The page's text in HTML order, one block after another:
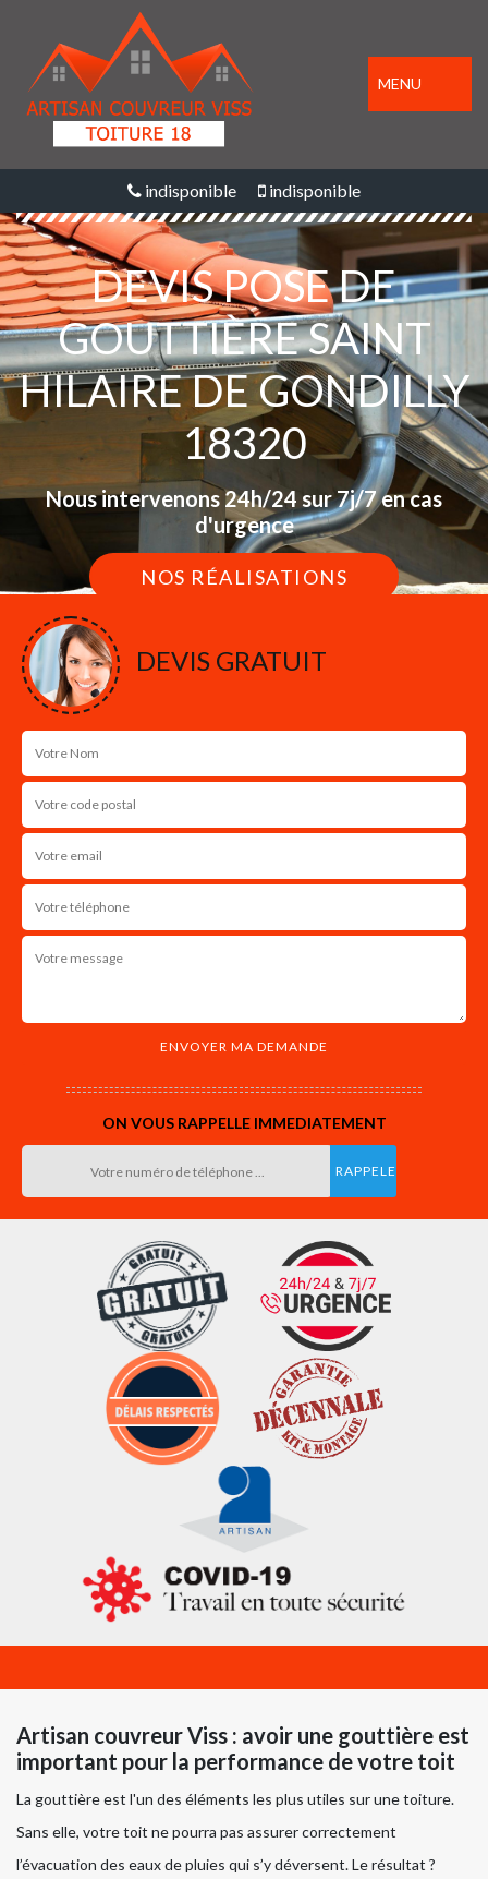
MENU
indisponible indisponible
DEVIS POSE DE
GOUTTIÈRE SAINT
HILAIRE DE GONDILLY
18320
Nous intervenons 24h/24 sur 7j/7 en cas
d'urgence
NOS RÉALISATIONS
DEVIS GRATUIT
ON VOUS RAPPELLE IMMEDIATEMENT
Artisan couvreur Viss : avoir une gouttière est
important pour la performance de votre toit
La gouttière est l'un des éléments les plus utiles sur une toiture.
Sans elle, votre toit ne pourra pas assurer correctement
l’évacuation des eaux de pluies qui s’y déversent. Le résultat ?